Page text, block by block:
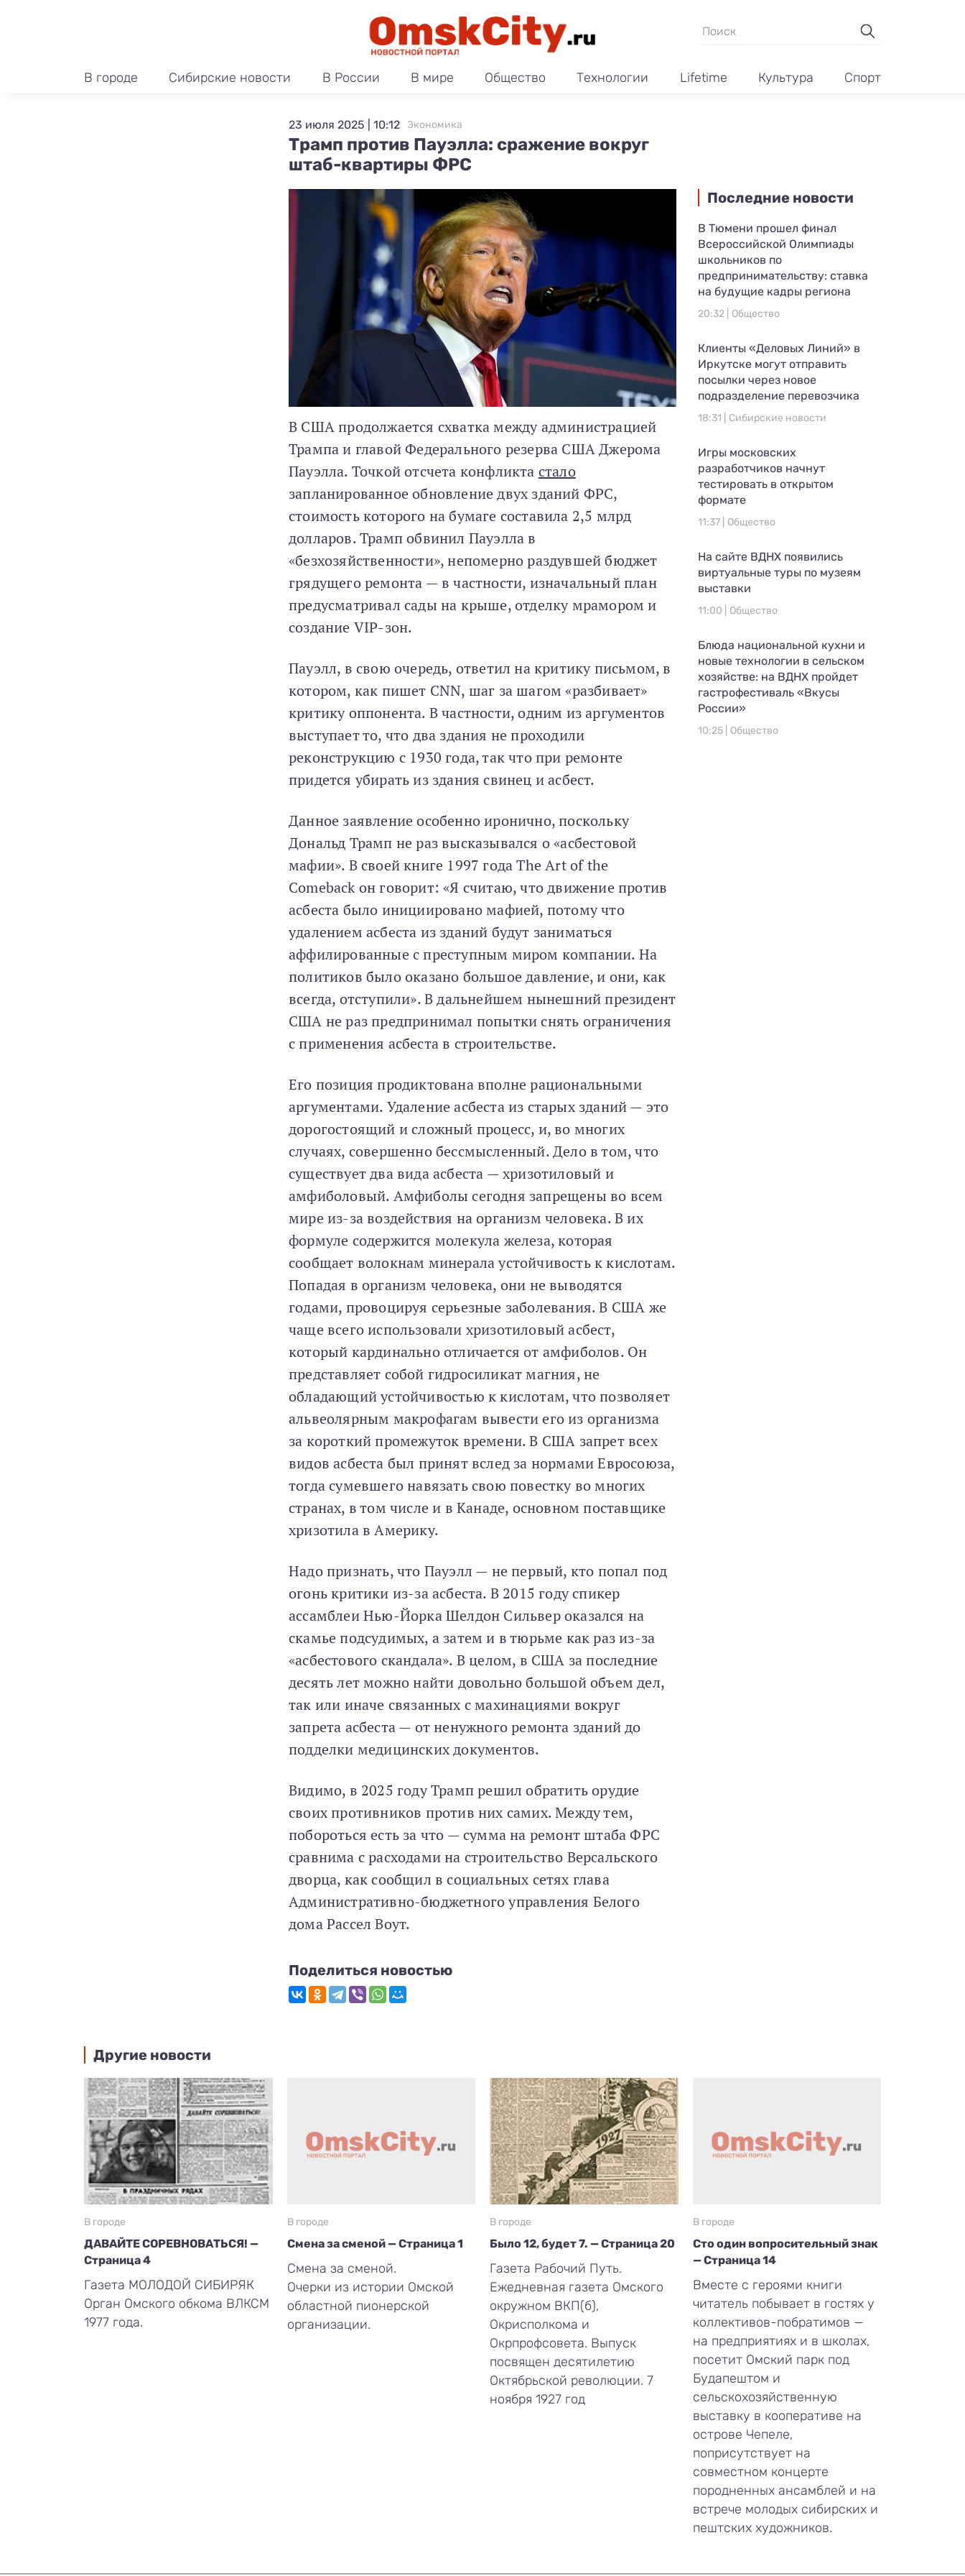
В городе Сибирские новости В России В мире Общество Технологии Lifetime Культура Спорт
Трамп против Пауэлла: сражение вокруг
штаб-квартиры ФРС
23 июля 2025 | 10:12 Экономика
В США продолжается схватка между администрацией
Трампа и главой Федерального резерва США Джерома
Пауэлла. Точкой отсчета конфликта стало
запланированное обновление двух зданий ФРС,
стоимость которого на бумаге составила 2,5 млрд
долларов. Трамп обвинил Пауэлла в
«безхозяйственности», непомерно раздувшей бюджет
грядущего ремонта — в частности, изначальный план
предусматривал сады на крыше, отделку мрамором и
создание VIP-зон.
Пауэлл, в свою очередь, ответил на критику письмом, в
котором, как пишет CNN, шаг за шагом «разбивает»
критику оппонента. В частности, одним из аргументов
выступает то, что два здания не проходили
реконструкцию с 1930 года, так что при ремонте
придется убирать из здания свинец и асбест.
Данное заявление особенно иронично, поскольку
Дональд Трамп не раз высказывался о «асбестовой
мафии». В своей книге 1997 года The Art of the
Comeback он говорит: «Я считаю, что движение против
асбеста было инициировано мафией, потому что
удалением асбеста из зданий будут заниматься
аффилированные с преступным миром компании. На
политиков было оказано большое давление, и они, как
всегда, отступили». В дальнейшем нынешний президент
США не раз предпринимал попытки снять ограничения
с применения асбеста в строительстве.
Его позиция продиктована вполне рациональными
аргументами. Удаление асбеста из старых зданий — это
дорогостоящий и сложный процесс, и, во многих
случаях, совершенно бессмысленный. Дело в том, что
существует два вида асбеста — хризотиловый и
амфиболовый. Амфиболы сегодня запрещены во всем
мире из-за воздействия на организм человека. В их
формуле содержится молекула железа, которая
сообщает волокнам минерала устойчивость к кислотам.
Попадая в организм человека, они не выводятся
годами, провоцируя серьезные заболевания. В США же
чаще всего использовали хризотиловый асбест,
который кардинально отличается от амфиболов. Он
представляет собой гидросиликат магния, не
обладающий устойчивостью к кислотам, что позволяет
альвеолярным макрофагам вывести его из организма
за короткий промежуток времени. В США запрет всех
видов асбеста был принят вслед за нормами Евросоюза,
тогда сумевшего навязать свою повестку во многих
странах, в том числе и в Канаде, основном поставщике
хризотила в Америку.
Надо признать, что Пауэлл — не первый, кто попал под
огонь критики из-за асбеста. В 2015 году спикер
ассамблеи Нью-Йорка Шелдон Сильвер оказался на
скамье подсудимых, а затем и в тюрьме как раз из-за
«асбестового скандала». В целом, в США за последние
десять лет можно найти довольно большой объем дел,
так или иначе связанных с махинациями вокруг
запрета асбеста — от ненужного ремонта зданий до
подделки медицинских документов.
Видимо, в 2025 году Трамп решил обратить орудие
своих противников против них самих. Между тем,
побороться есть за что — сумма на ремонт штаба ФРС
сравнима с расходами на строительство Версальского
дворца, как сообщил в социальных сетях глава
Административно-бюджетного управления Белого
дома Рассел Воут.
Поделиться новостью
Последние новости
В Тюмени прошел финал
Всероссийской Олимпиады
школьников по
предпринимательству: ставка
на будущие кадры региона
20:32 | Общество
Клиенты «Деловых Линий» в
Иркутске могут отправить
посылки через новое
подразделение перевозчика
18:31 | Сибирские новости
Игры московских
разработчиков начнут
тестировать в открытом
формате
11:37 | Общество
На сайте ВДНХ появились
виртуальные туры по музеям
выставки
11:00 | Общество
Блюда национальной кухни и
новые технологии в сельском
хозяйстве: на ВДНХ пройдет
гастрофестиваль «Вкусы
России»
10:25 | Общество
Другие новости
В городе
ДАВАЙТЕ СОРЕВНОВАТЬСЯ! —
Страница 4
Газета МОЛОДОЙ СИБИРЯК
Орган Омского обкома ВЛКСМ
1977 года.
В городе
Смена за сменой — Страница 1
Смена за сменой.
Очерки из истории Омской
областной пионерской
организации.
В городе
Было 12, будет 7. — Страница 20
Газета Рабочий Путь.
Ежедневная газета Омского
окружном ВКП(б),
Окрисполкома и
Окрпрофсовета. Выпуск
посвящен десятилетию
Октябрьской революции. 7
ноября 1927 год
В городе
Сто один вопросительный знак
— Страница 14
Вместе с героями книги
читатель побывает в гостях у
коллективов-побратимов —
на предприятиях и в школах,
посетит Омский парк под
Будапештом и
сельскохозяйственную
выставку в кооперативе на
острове Чепеле,
поприсутствует на
совместном концерте
породненных ансамблей и на
встрече молодых сибирских и
пештских художников.